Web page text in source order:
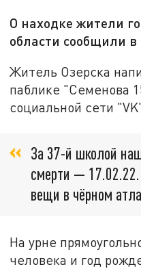
О находке жители
области сообщили
Житель Озерска
паблике "Семенова
социальной сети
За 37-й школой
смерти —
вещи в чёрном
На урне
человека и год